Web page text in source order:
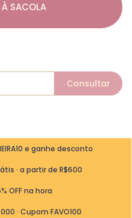
SACOLA
e ganhe desconto
· a partir de R$600
OFF na hora
· Cupom FAVO100